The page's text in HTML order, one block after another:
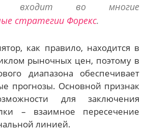
входит во многие
стратегии Форекс.
как правило, находится в
рыночных цен, поэтому в
диапазона обеспечивает
прогнозы. Основной признак
для заключения
– взаимное пересечение
линией.